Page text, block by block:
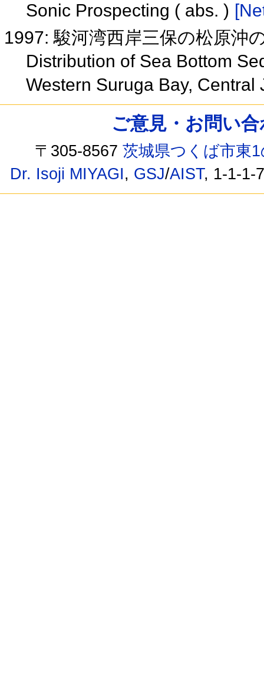
Sonic Prospecting ( abs. )
1997: 駿河湾西岸三保の松原沖
Distribution of Sea Bottom
Western Suruga Bay, Central
ご意見・お問い
〒305-8567茨城県つくば市東
Dr. Isoji MIYAGI, GSJ/AIST, 1-1-1-